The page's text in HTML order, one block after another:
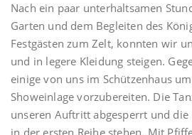
Nach ein paar unterhaltsamen
Garten und dem Begleiten des
Festgästen zum Zelt, konnten wir
und in legere Kleidung steigen.
einige von uns im Schützenhaus
Showeinlage vorzubereiten. Die
unseren Auftritt abgesperrt und
in der ersten Reihe stehen. Mit